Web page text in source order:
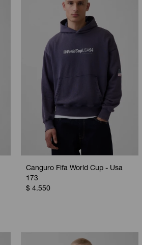
Canguro Fifa World Cup - Usa
173
$ 4.550